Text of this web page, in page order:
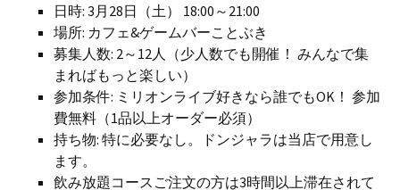
日時: 3月28日（土） 18:00～21:00
場所: カフェ&ゲームバーことぶき
募集人数: 2～12人（少人数でも開催！ みんなで集
まればもっと楽しい）
参加条件: ミリオンライブ好きなら誰でもOK！ 参加
費無料（1品以上オーダー必須）
持ち物: 特に必要なし。ドンジャラは当店で用意し
ます。
飲み放題コースご注文の方は3時間以上滞在されて